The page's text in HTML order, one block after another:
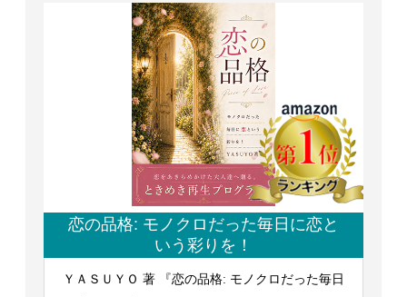
恋の品格: モノクロだった毎日に恋と
いう彩りを！
ＹＡＳＵＹＯ 著 『恋の品格: モノクロだった毎日